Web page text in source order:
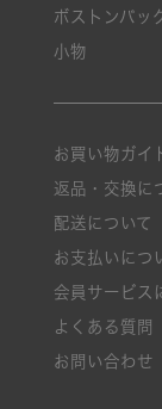
ボストンバッ
小物
お買い物ガイ
返品・交換に
配送について
お支払いにつ
会員サービス
よくある質問
お問い合わせ